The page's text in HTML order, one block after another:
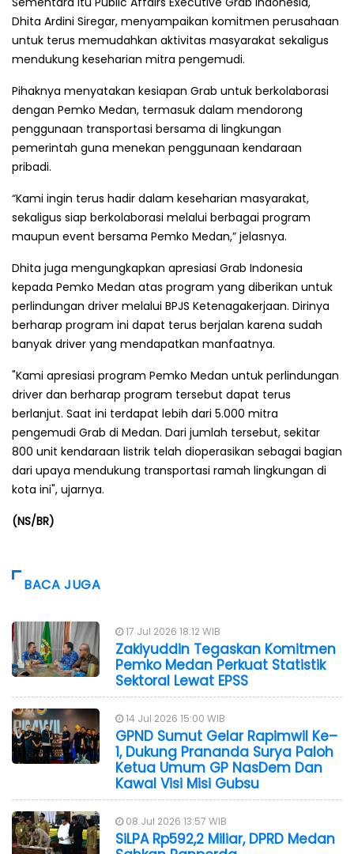
Dhita Ardini Siregar, menyampaikan komitmen perusahaan
untuk terus memudahkan aktivitas masyarakat sekaligus
mendukung keseharian mitra pengemudi.
Pihaknya menyatakan kesiapan Grab untuk berkolaborasi
dengan Pemko Medan, termasuk dalam mendorong
penggunaan transportasi bersama di lingkungan
pemerintah guna menekan penggunaan kendaraan
pribadi.
“Kami ingin terus hadir dalam keseharian masyarakat,
sekaligus siap berkolaborasi melalui berbagai program
maupun event bersama Pemko Medan,” jelasnya.
Dhita juga mengungkapkan apresiasi Grab Indonesia
kepada Pemko Medan atas program yang diberikan untuk
perlindungan driver melalui BPJS Ketenagakerjaan. Dirinya
berharap program ini dapat terus berjalan karena sudah
banyak driver yang mendapatkan manfaatnya.
"Kami apresiasi program Pemko Medan untuk perlindungan
driver dan berharap program tersebut dapat terus
berlanjut. Saat ini terdapat lebih dari 5.000 mitra
pengemudi Grab di Medan. Dari jumlah tersebut, sekitar
800 unit kendaraan listrik telah dioperasikan sebagai bagian
dari upaya mendukung transportasi ramah lingkungan di
kota ini", ujarnya.
(NS/BR)
BACA JUGA
17 Jul 2026 18:12 WIB
Zakiyuddin Tegaskan Komitmen
Pemko Medan Perkuat Statistik
Sektoral Lewat EPSS
14 Jul 2026 15:00 WIB
GPND Sumut Gelar Rapimwil Ke–
1, Dukung Prananda Surya Paloh
Ketua Umum GP NasDem Dan
Kawal Visi Misi Gubsu
08 Jul 2026 13:57 WIB
SiLPA Rp592,2 Miliar, DPRD Medan